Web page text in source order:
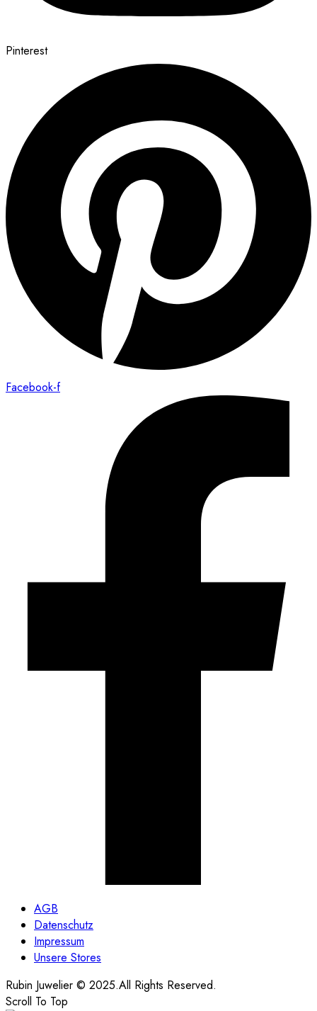
Pinterest
Facebook-f
AGB
Datenschutz
Impressum
Unsere Stores
Rubin Juwelier © 2025.All Rights Reserved.
Scroll To Top